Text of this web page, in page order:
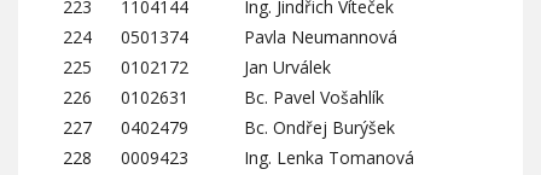
223 1104144
Ing. Jindřich Víteček
224
0501374
Pavla Neumannová
225
0102172
Jan Urválek
226
0102631
Bc. Pavel Vošahlík
227
0402479
Bc. Ondřej Burýšek
228
0009423
Ing. Lenka Tomanová